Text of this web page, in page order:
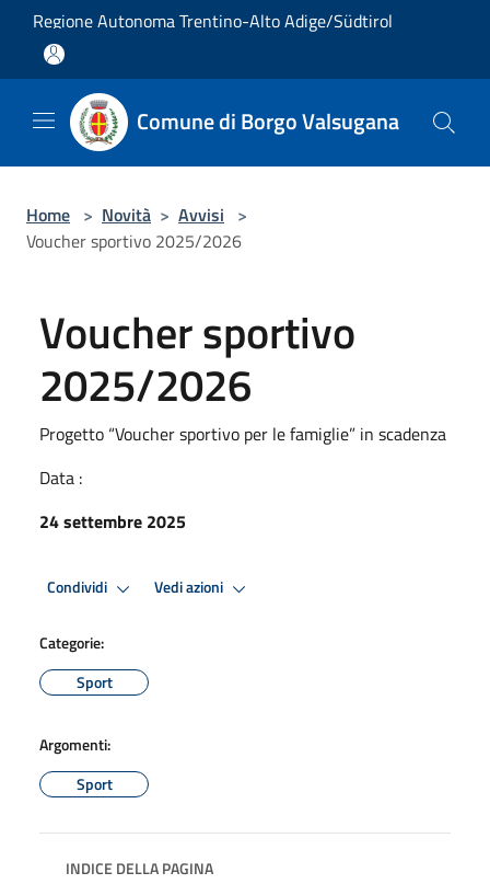
Salta al contenuto principale
Regione Autonoma Trentino-Alto Adige/Südtirol
Comune di Borgo Valsugana
Home > Novità > Avvisi >
Voucher sportivo 2025/2026
Voucher sportivo
2025/2026
Progetto “Voucher sportivo per le famiglie” in scadenza
Data :
24 settembre 2025
Condividi Vedi azioni
Categorie:
Sport
Argomenti:
Sport
INDICE DELLA PAGINA